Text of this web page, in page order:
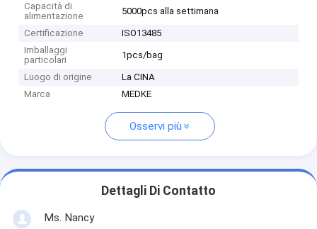
Capacità di
alimentazione
5000pcs alla settimana
Certificazione
ISO13485
Imballaggi
particolari
1pcs/bag
Luogo di origine
La CINA
Marca
MEDKE
Osservi più
Dettagli Di Contatto
Ms. Nancy